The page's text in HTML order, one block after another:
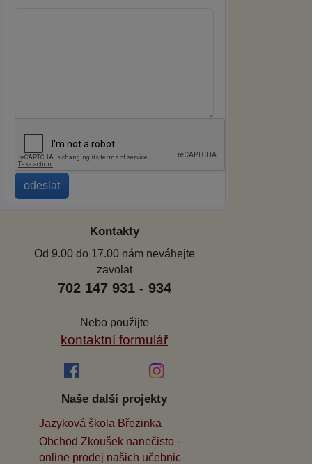
Kontakty
Od 9.00 do 17.00 nám neváhejte
zavolat
702 147 931 - 934
Nebo použijte
kontaktní formulář
Naše další projekty
Jazyková škola Březinka
Obchod Zkoušek nanečisto -
online prodej našich učebnic